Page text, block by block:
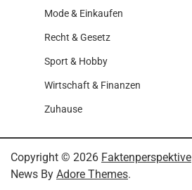
Mode & Einkaufen
Recht & Gesetz
Sport & Hobby
Wirtschaft & Finanzen
Zuhause
Copyright © 2026 Faktenperspektive
News By Adore Themes.